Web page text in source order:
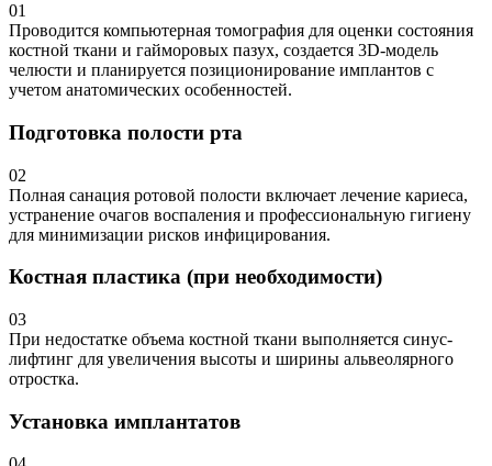
01
Проводится компьютерная томография для оценки состояния
костной ткани и гайморовых пазух, создается 3D-модель
челюсти и планируется позиционирование имплантов с
учетом анатомических особенностей.
Подготовка полости рта
02
Полная санация ротовой полости включает лечение кариеса,
устранение очагов воспаления и профессиональную гигиену
для минимизации рисков инфицирования.
Костная пластика (при необходимости)
03
При недостатке объема костной ткани выполняется синус-
лифтинг для увеличения высоты и ширины альвеолярного
отростка.
Установка имплантатов